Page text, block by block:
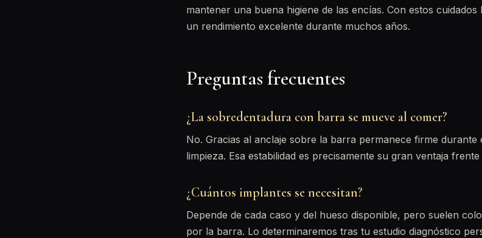
mantener una buena higiene de las encías. Con estos
un rendimiento excelente durante muchos años.
Preguntas frecuentes
¿La sobredentadura con barra se mueve al comer?
No. Gracias al anclaje sobre la barra permanece firme
limpieza. Esa estabilidad es precisamente su gran ventaja
¿Cuántos implantes se necesitan?
Depende de cada caso y del hueso disponible, pero suelen
por la barra. Lo determinaremos tras tu estudio diagnóstico